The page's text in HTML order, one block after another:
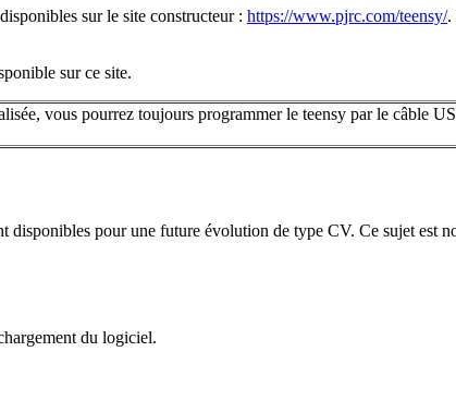
sur le site constructeur : https://www.pjrc.com/teensy/.
sur ce site.
vous pourrez toujours programmer le teensy par le câble
disponibles pour une future évolution de type CV. Ce sujet est
du logiciel.